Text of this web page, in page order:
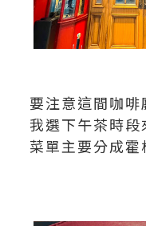
要注意這間咖
我選下午茶時段
菜單主要分成